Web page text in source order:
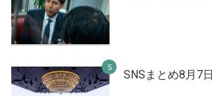
SNSまとめ8月7日